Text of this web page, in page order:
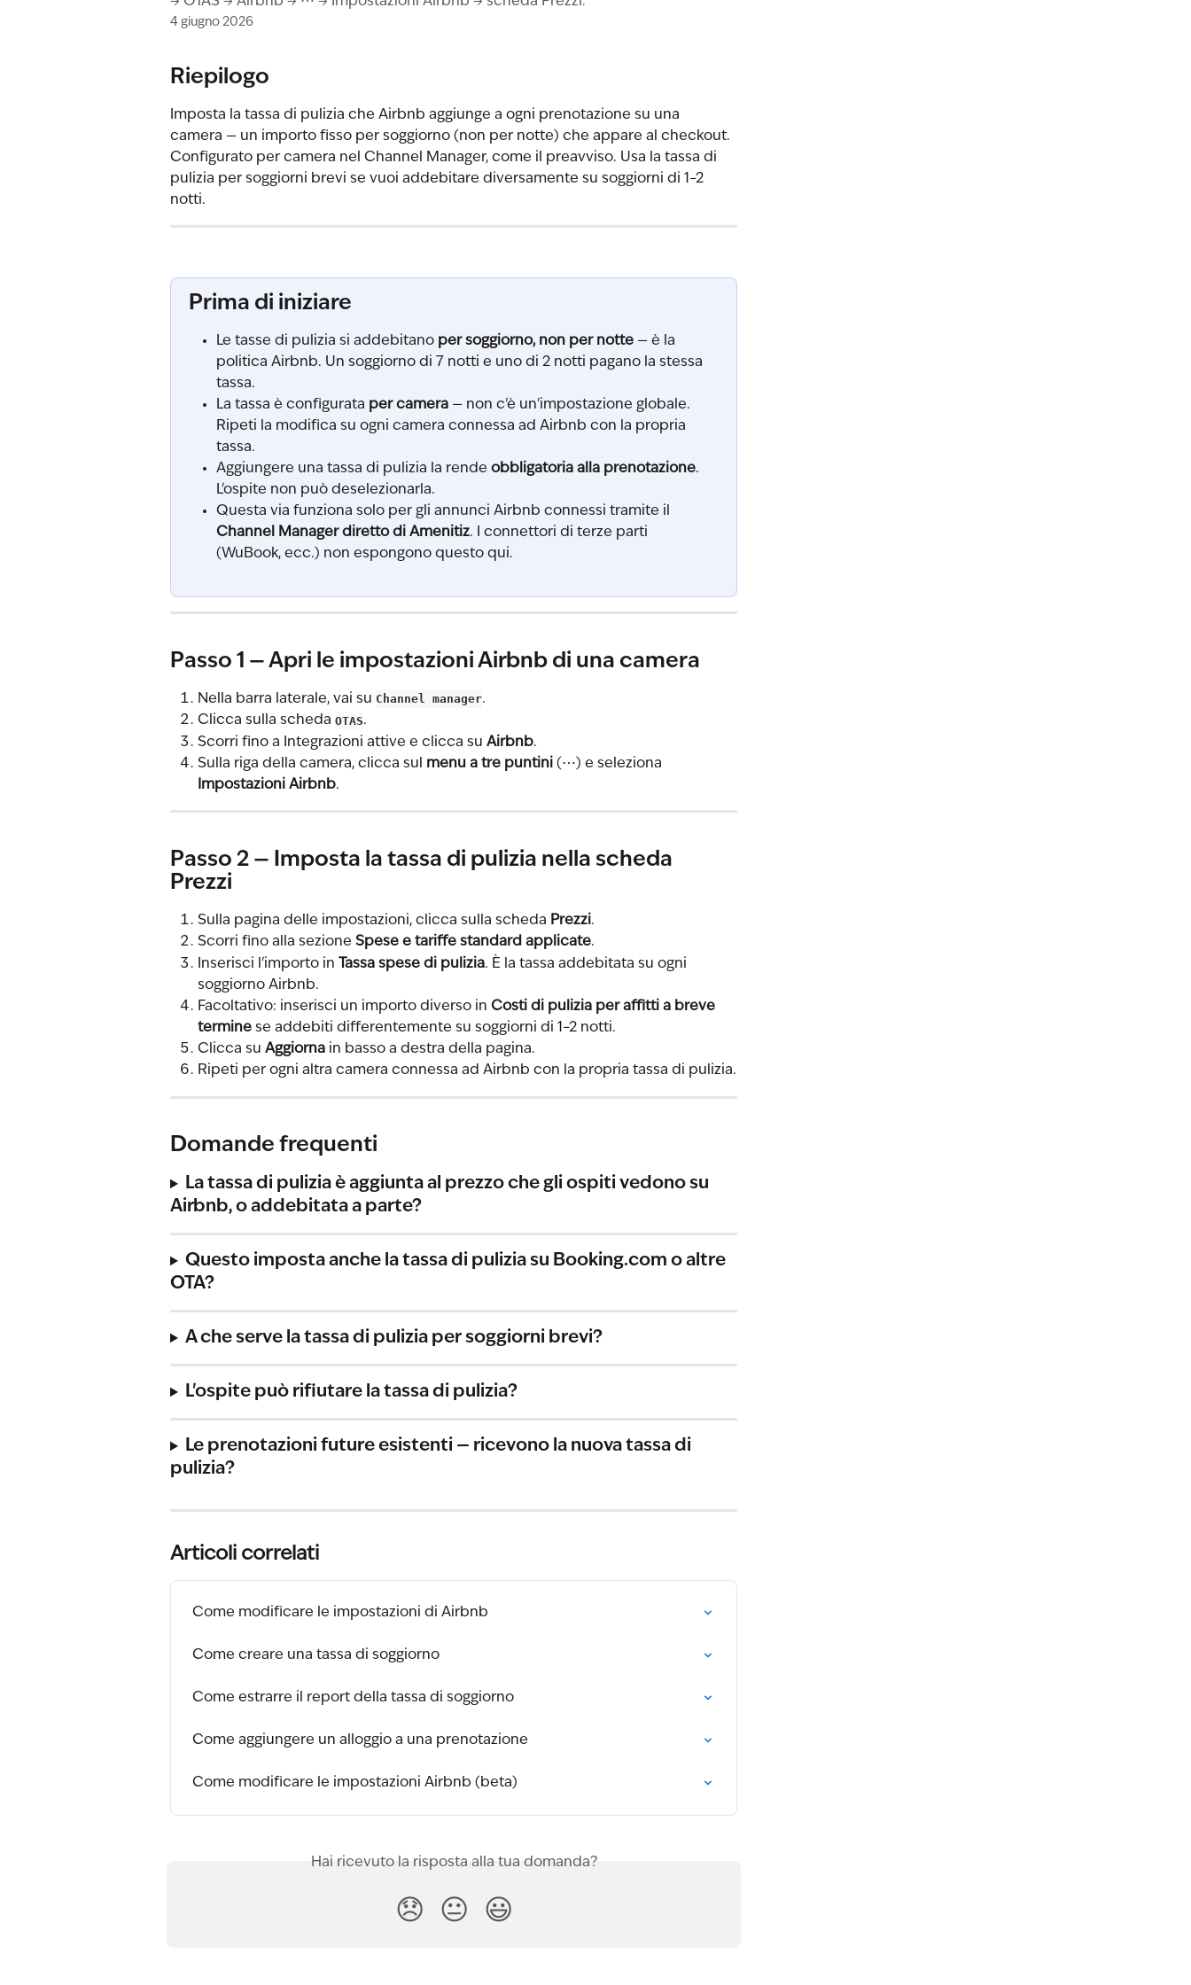
4 giugno 2026
Riepilogo
Imposta la tassa di pulizia che Airbnb aggiunge a ogni prenotazione su una
camera — un importo fisso per soggiorno (non per notte) che appare al checkout.
Configurato per camera nel Channel Manager, come il preavviso. Usa la tassa di
pulizia per soggiorni brevi se vuoi addebitare diversamente su soggiorni di 1–2
notti.
Prima di iniziare
Le tasse di pulizia si addebitano per soggiorno, non per notte — è la
politica Airbnb. Un soggiorno di 7 notti e uno di 2 notti pagano la stessa
tassa.
La tassa è configurata per camera — non c'è un'impostazione globale.
Ripeti la modifica su ogni camera connessa ad Airbnb con la propria
tassa.
Aggiungere una tassa di pulizia la rende obbligatoria alla prenotazione.
L'ospite non può deselezionarla.
Questa via funziona solo per gli annunci Airbnb connessi tramite il
Channel Manager diretto di Amenitiz. I connettori di terze parti
(WuBook, ecc.) non espongono questo qui.
Passo 1 — Apri le impostazioni Airbnb di una camera
Nella barra laterale, vai su Channel manager.
Clicca sulla scheda OTAS.
Scorri fino a Integrazioni attive e clicca su Airbnb.
Sulla riga della camera, clicca sul menu a tre puntini (⋯) e seleziona
Impostazioni Airbnb.
Passo 2 — Imposta la tassa di pulizia nella scheda
Prezzi
Sulla pagina delle impostazioni, clicca sulla scheda Prezzi.
Scorri fino alla sezione Spese e tariffe standard applicate.
Inserisci l'importo in
Tassa spese di pulizia. È la tassa addebitata su ogni
soggiorno Airbnb.
Facoltativo: inserisci un importo diverso in Costi di pulizia per affitti a breve
termine se addebiti differentemente su soggiorni di 1–2 notti.
Clicca su Aggiorna in basso a destra della pagina.
Ripeti per ogni altra camera connessa ad Airbnb con la propria tassa di pulizia.
Domande frequenti
La tassa di pulizia è aggiunta al prezzo che gli ospiti vedono su
Airbnb, o addebitata a parte?
Questo imposta anche la tassa di pulizia su Booking.com o altre
OTA?
A che serve la tassa di pulizia per soggiorni brevi?
L'ospite può rifiutare la tassa di pulizia?
Le prenotazioni future esistenti — ricevono la nuova tassa di
pulizia?
Articoli correlati
Come modificare le impostazioni di Airbnb
Come creare una tassa di soggiorno
Come estrarre il report della tassa di soggiorno
Come aggiungere un alloggio a una prenotazione
Come modificare le impostazioni Airbnb (beta)
Hai ricevuto la risposta alla tua domanda?
😞 😐 😃